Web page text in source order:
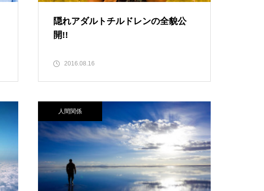
隠れアダルトチルドレンの全貌公
開!!
2016.08.16
人間関係